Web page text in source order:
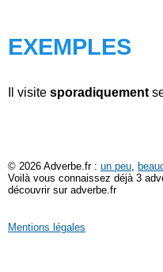
EXEMPLES
Il visite sporadiquement
© 2026 Adverbe.fr : un peu,
Voilà vous connaissez déjà 3
découvrir sur adverbe.fr
Mentions légales